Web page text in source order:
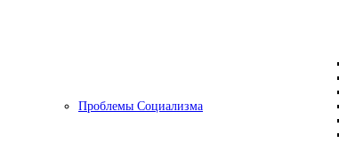
Проблемы Социализма